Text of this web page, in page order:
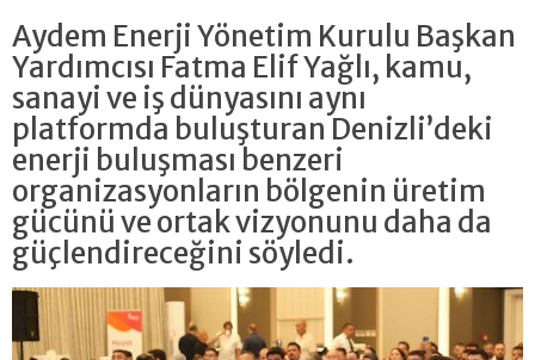
Aydem Enerji Yönetim Kurulu Başkan
Yardımcısı Fatma Elif Yağlı, kamu,
sanayi ve iş dünyasını aynı
platformda buluşturan Denizli’deki
enerji buluşması benzeri
organizasyonların bölgenin üretim
gücünü ve ortak vizyonunu daha da
güçlendireceğini söyledi.